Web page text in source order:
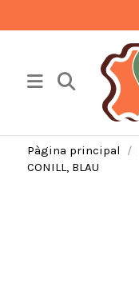
Pàgina principal
CONILL, BLAU